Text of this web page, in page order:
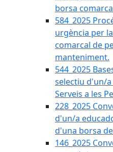
borsa
584_2025
urgència per
comarcal de
manteniment.
544_2025
selectiu d'un/
Serveis a les
228_2025
d'un/a
d'una borsa
146_2025